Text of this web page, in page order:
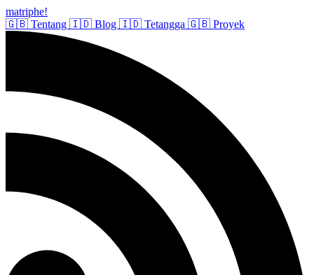
matriphe!
🇬🇧 Tentang 🇮🇩 Blog 🇮🇩 Tetangga 🇬🇧 Proyek